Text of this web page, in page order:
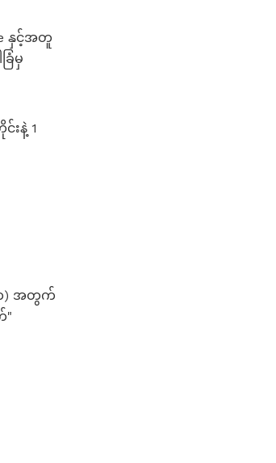
နှင့်အတူ
ြံမှ
းနဲ့ 1
က) အတွက်
"